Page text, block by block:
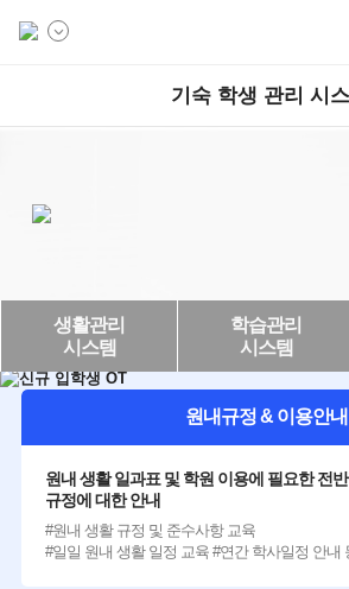
기숙 학생 관리 시
생활관리
시스템
학습관리
시스템
원내규정 & 이용안내
원내 생활 일과표 및 학원 이용에 필요한 전반
규정에 대한 안내
#원내 생활 규정 및 준수사항 교육
#일일 원내 생활 일정 교육 #연간 학사일정 안내